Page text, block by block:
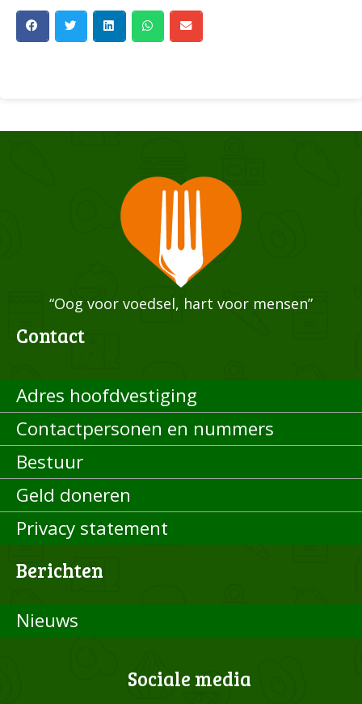
“Oog voor voedsel, hart voor mensen”
Contact
Adres hoofdvestiging
Contactpersonen en nummers
Bestuur
Geld doneren
Privacy statement
Berichten
Nieuws
Sociale media